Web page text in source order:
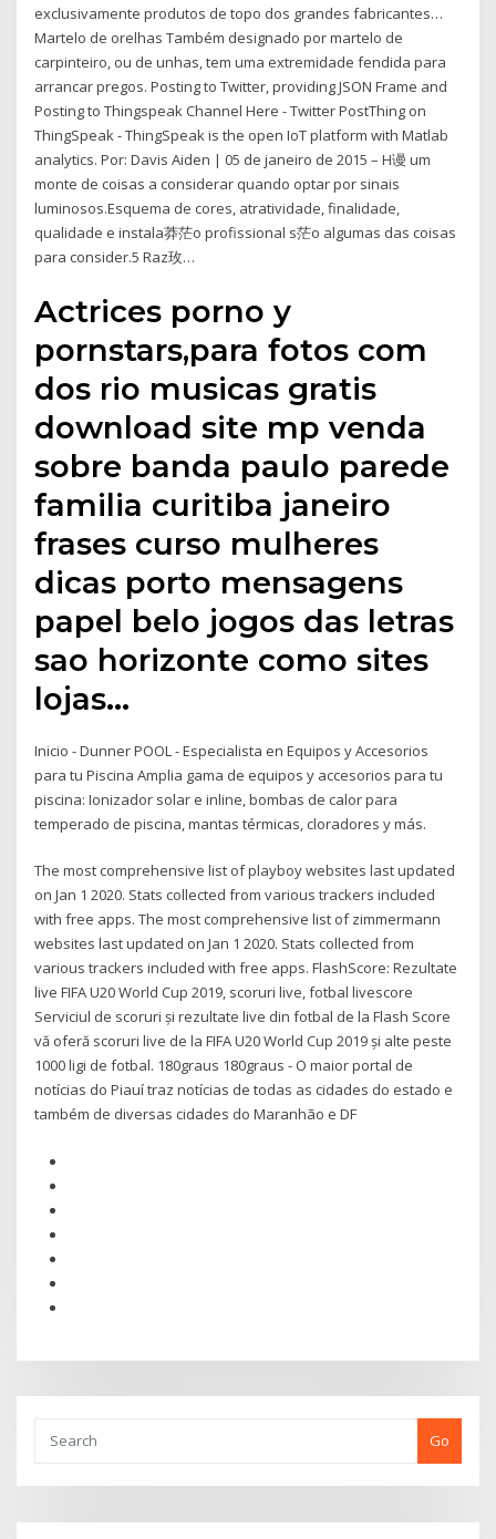
exclusivamente produtos de topo dos grandes fabricantes…
Martelo de orelhas Também designado por martelo de
carpinteiro, ou de unhas, tem uma extremidade fendida para
arrancar pregos. Posting to Twitter, providing JSON Frame and
Posting to Thingspeak Channel Here - Twitter PostThing on
ThingSpeak - ThingSpeak is the open IoT platform with Matlab
analytics. Por: Davis Aiden | 05 de janeiro de 2015 – H谩 um
monte de coisas a considerar quando optar por sinais
luminosos.Esquema de cores, atratividade, finalidade,
qualidade e instala莽茫o profissional s茫o algumas das coisas
para consider.5 Raz玫…
Actrices porno y
pornstars,para fotos com
dos rio musicas gratis
download site mp venda
sobre banda paulo parede
familia curitiba janeiro
frases curso mulheres
dicas porto mensagens
papel belo jogos das letras
sao horizonte como sites
lojas…
Inicio - Dunner POOL - Especialista en Equipos y Accesorios
para tu Piscina Amplia gama de equipos y accesorios para tu
piscina: Ionizador solar e inline, bombas de calor para
temperado de piscina, mantas térmicas, cloradores y más.
The most comprehensive list of playboy websites last updated
on Jan 1 2020. Stats collected from various trackers included
with free apps. The most comprehensive list of zimmermann
websites last updated on Jan 1 2020. Stats collected from
various trackers included with free apps. FlashScore: Rezultate
live FIFA U20 World Cup 2019, scoruri live, fotbal livescore
Serviciul de scoruri și rezultate live din fotbal de la Flash Score
vă oferă scoruri live de la FIFA U20 World Cup 2019 și alte peste
1000 ligi de fotbal. 180graus 180graus - O maior portal de
notícias do Piauí traz notícias de todas as cidades do estado e
também de diversas cidades do Maranhão e DF
Go